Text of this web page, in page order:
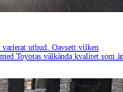
utbud. Oavsett vilken
Toyotas välkända kvalitet som är